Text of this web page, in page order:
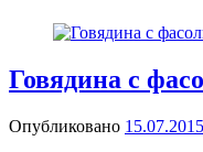
Говядина с
Опубликовано 15.07.2015